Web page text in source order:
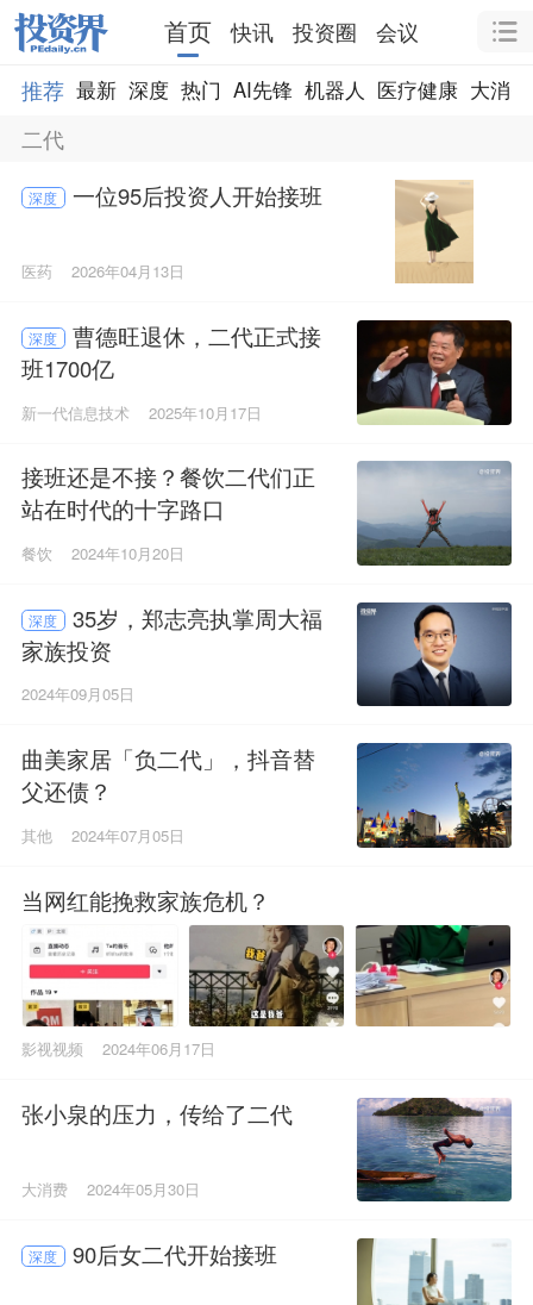
首页 快讯 投资圈
会议
推荐 最新 深度 热门 AI先锋 机器人 医疗健康 大消费
二代
深度 一位95后投资人开始接班
医药 2026年04月13日
深度
曹德旺退休，二代正式接
班1700亿
新一代信息技术 2025年10月17日
接班还是不接？餐饮二代们正
站在时代的十字路口
餐饮 2024年10月20日
深度
35岁，郑志亮执掌周大福
家族投资
2024年09月05日
曲美家居「负二代」，抖音替
父还债？
其他 2024年07月05日
当网红能挽救家族危机？
影视视频 2024年06月17日
张小泉的压力，传给了二代
大消费 2024年05月30日
深度 90后女二代开始接班